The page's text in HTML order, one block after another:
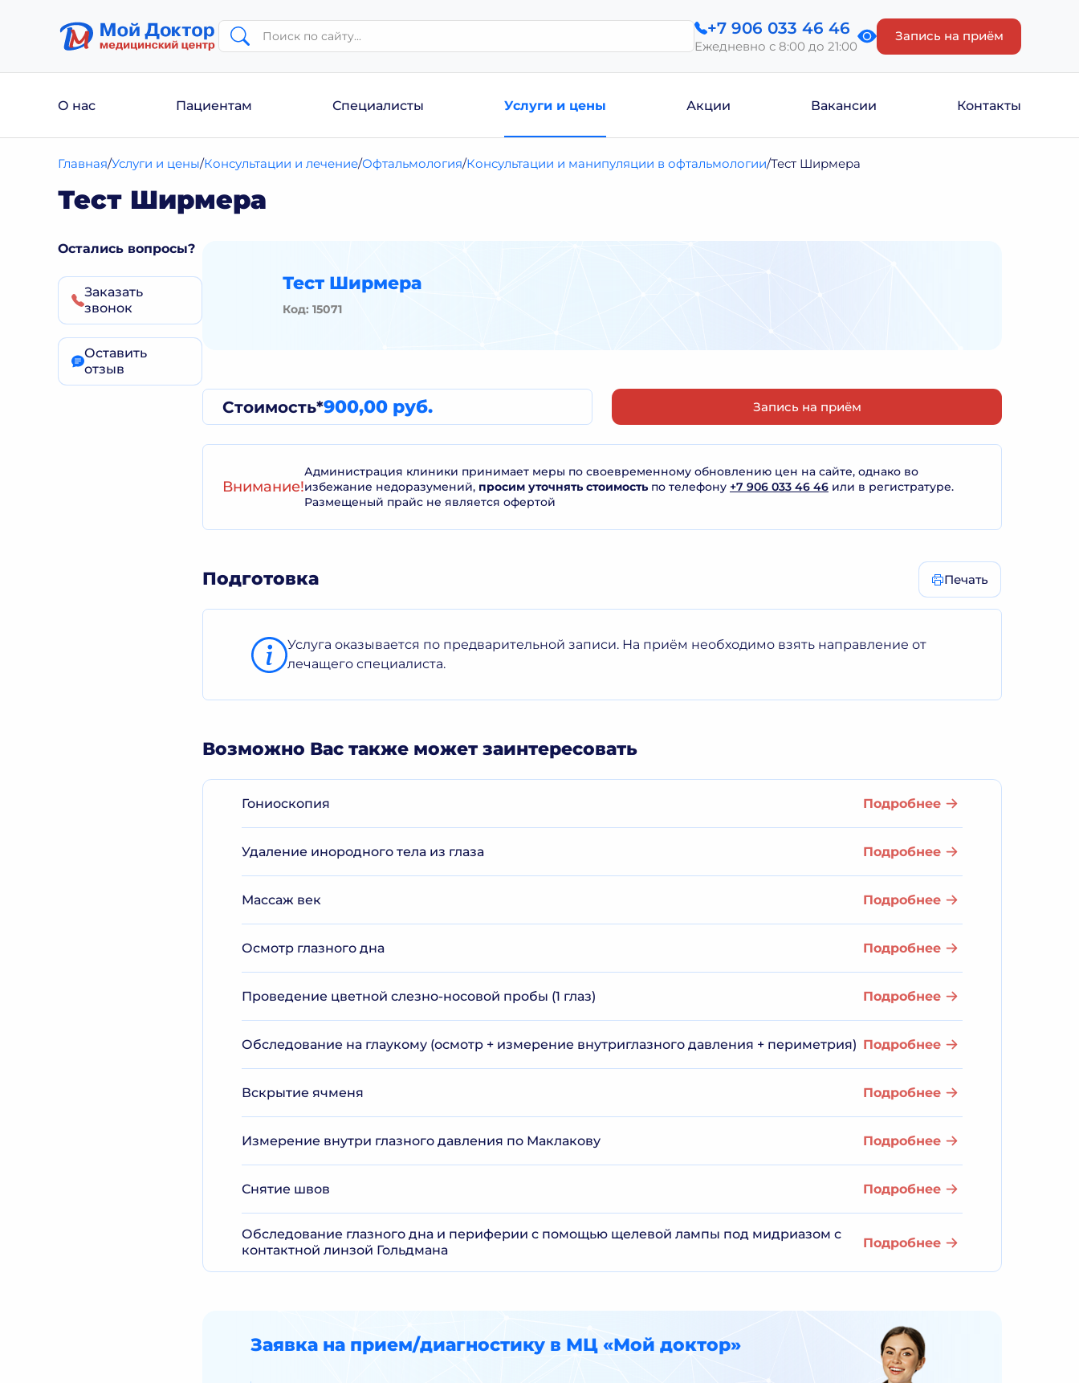
+7 906 033 46 46
Ежедневно с 8:00 до 21:00
Запись на приём
О нас Пациентам Специалисты Услуги и цены Акции Вакансии Контакты
Главная Услуги и цены Консультации и лечение Офтальмология Консультации и манипуляции в офтальмологии Тест Ширмера
Тест Ширмера
Остались вопросы?
Заказать
звонок
Оставить
отзыв
Тест Ширмера
Код: 15071
Стоимость*900,00 руб. Запись на приём
Внимание!
Администрация клиники принимает меры по своевременному обновлению цен на сайте, однако во
избежание недоразумений, просим уточнять стоимостьпо телефону +7 906 033 46 46 или в регистратуре.
Размещеный прайс не является офертой
Подготовка Печать
Услуга оказывается по предварительной записи. На приём необходимо взять направление от
лечащего специалиста.
Возможно Вас также может заинтересовать
Гониоскопия Подробнее
Удаление инородного тела из глаза Подробнее
Массаж век Подробнее
Осмотр глазного дна Подробнее
Проведение цветной слезно-носовой пробы (1 глаз) Подробнее
Обследование на глаукому (осмотр + измерение внутриглазного давления + периметрия) Подробнее
Вскрытие ячменя Подробнее
Измерение внутри глазного давления по Маклакову Подробнее
Снятие швов Подробнее
Обследование глазного дна и периферии с помощью щелевой лампы под мидриазом с
контактной линзой Гольдмана
Подробнее
Заявка на прием/диагностику в МЦ «Мой доктор»